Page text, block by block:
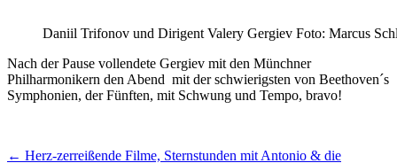
Daniil Trifonov und Dirigent Valery Gergiev Foto: Marcus
Nach der Pause vollendete Gergiev mit den Münchner
Philharmonikern den Abend mit der schwierigsten von Beethoven´s
Symphonien, der Fünften, mit Schwung und Tempo, bravo!
Beitrags-
← Herz-zerreißende Filme, Sternstunden mit Antonio & die